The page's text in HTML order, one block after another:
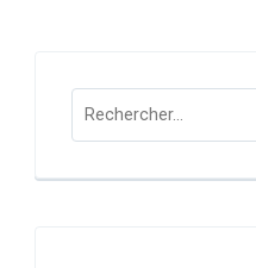
Rechercher :